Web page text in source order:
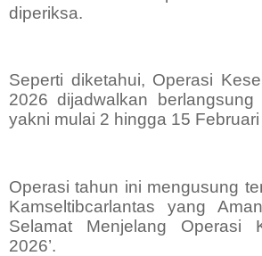
diperiksa.
Seperti diketahui, Operasi
2026 dijadwalkan
yakni mulai 2 hingga 15
Operasi tahun ini mengusung
Kamseltibcarlantas yang
Selamat Menjelang Operasi
2026’.